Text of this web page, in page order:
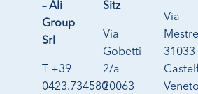
– Ali
Group
Srl
T +39
0423.734580
Sitz
Via
Gobetti
2/a
20063
Via
31033
Veneto